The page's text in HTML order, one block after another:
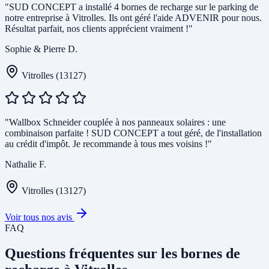
"SUD CONCEPT a installé 4 bornes de recharge sur le parking de
notre entreprise à Vitrolles. Ils ont géré l'aide ADVENIR pour nous.
Résultat parfait, nos clients apprécient vraiment !"
Sophie & Pierre D.
Vitrolles (13127)
"Wallbox Schneider couplée à nos panneaux solaires : une
combinaison parfaite ! SUD CONCEPT a tout géré, de l'installation
au crédit d'impôt. Je recommande à tous mes voisins !"
Nathalie F.
Vitrolles (13127)
Voir tous nos avis
FAQ
Questions fréquentes sur les bornes de